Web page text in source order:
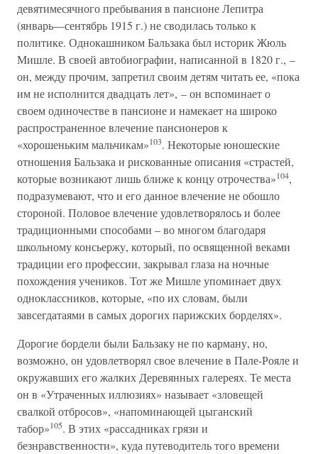
девятимесячного пребывания в пансионе Лепитра
(январь—сентябрь 1915 г.) не сводилась только к
политике. Однокашником Бальзака был историк Жюль
Мишле. В своей автобиографии, написанной в 1820 г., –
он, между прочим, запретил своим детям читать ее, «пока
им не исполнится двадцать лет», – он вспоминает о
своем одиночестве в пансионе и намекает на широко
распространенное влечение пансионеров к
«хорошеньким мальчикам»103. Некоторые юношеские
отношения Бальзака и рискованные описания «страстей,
которые возникают лишь ближе к концу отрочества»104,
подразумевают, что и его данное влечение не обошло
стороной. Половое влечение удовлетворялось и более
традиционными способами – во многом благодаря
школьному консьержу, который, по освященной веками
традиции его профессии, закрывал глаза на ночные
похождения учеников. Тот же Мишле упоминает двух
одноклассников, которые, «по их словам, были
завсегдатаями в самых дорогих парижских борделях».
Дорогие бордели были Бальзаку не по карману, но,
возможно, он удовлетворял свое влечение в Пале-Рояле и
окружавших его жалких Деревянных галереях. Те места
он в «Утраченных иллюзиях» называет «зловещей
свалкой отбросов», «напоминающей цыганский
табор»105. В этих «рассадниках грязи и
безнравственности», куда путеводитель того времени